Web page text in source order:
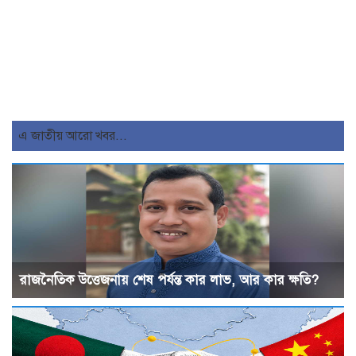
এ জাতীয় আরো খবর...
রাজনৈতিক উত্তেজনায় শেষ পর্যন্ত কার লাভ, আর কার ক্ষতি?